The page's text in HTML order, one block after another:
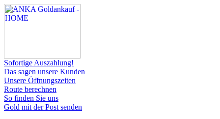
Sofortige Auszahlung!
Das sagen unsere Kunden
Unsere Öffnungszeiten
Route berechnen
So finden Sie uns
Gold mit der Post senden